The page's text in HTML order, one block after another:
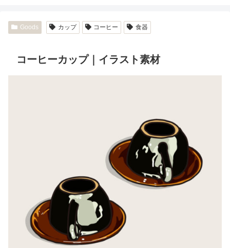
Goods カップ コーヒー 食器
コーヒーカップ｜イラスト素材